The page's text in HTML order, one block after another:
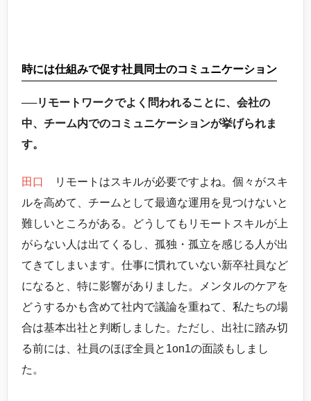
時には仕組みで促す社員同士のコミュニケーション
──リモートワークでよく問われることに、会社の
中、チーム内でのコミュニケーションが挙げられま
す。
田口
リモートはスキルが必要ですよね。個々がスキ
ルを高めて、チームとして最適な運用を見つけないと
難しいところがある。どうしてもリモートスキルが上
がらない人は出てくるし、孤独・孤立を感じる人が出
てきてしまいます。仕事に慣れていない新卒社員など
になると、特に影響がありました。メンタルのケアを
どうするかも含めて社内で議論を重ねて、私たちの場
合は基本出社と判断しました。ただし、出社に踏み切
る前には、社員のほぼ全員と1on1の面談もしまし
た。